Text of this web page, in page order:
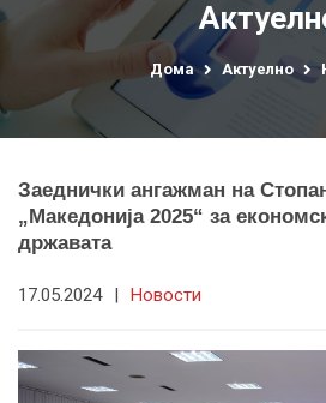
Дома Актуелно
Заеднички ангажман на
„Македонија 2025“ за
државата
17.05.2024 | Новости